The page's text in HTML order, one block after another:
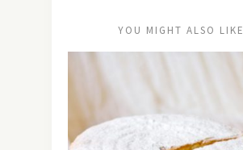
YOU MIGHT ALSO LIKE